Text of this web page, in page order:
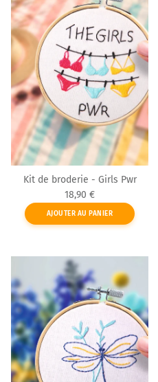
Kit de broderie - Girls Pwr
Prix habituel
18,90 €
AJOUTER AU PANIER